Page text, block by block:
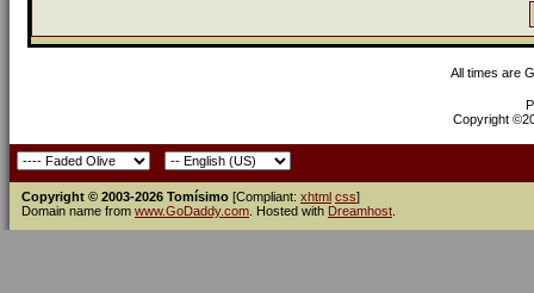
All times are
Copyright
Copyright © 2003-2026 Tomísimo [Compliant: xhtml css]
Domain name from www.GoDaddy.com . Hosted with Dreamhost